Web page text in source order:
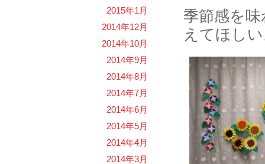
2015年1月
2014年12月
2014年10月
2014年9月
2014年8月
2014年7月
2014年6月
2014年5月
2014年4月
2014年3月
季節感を
えてほし